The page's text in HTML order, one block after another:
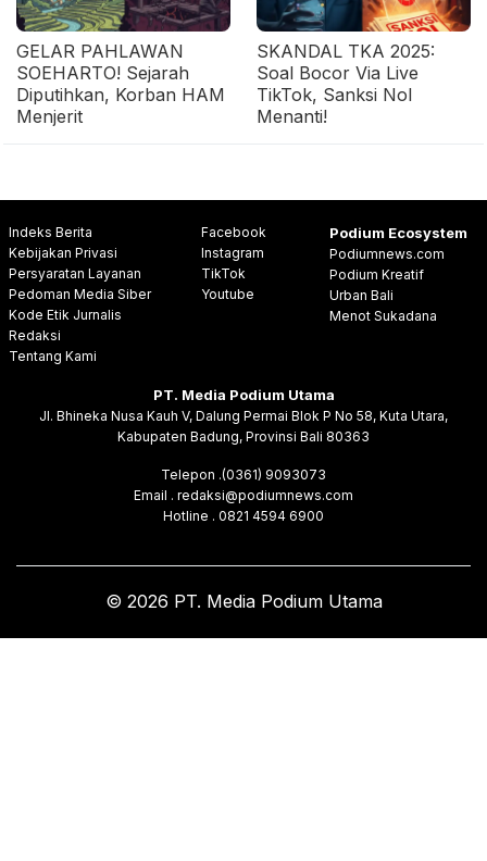
GELAR PAHLAWAN
SOEHARTO! Sejarah
Diputihkan, Korban HAM
Menjerit
SKANDAL TKA 2025:
Soal Bocor Via Live
TikTok, Sanksi Nol
Menanti!
Indeks Berita
Kebijakan Privasi
Persyaratan Layanan
Pedoman Media Siber
Kode Etik Jurnalis
Redaksi
Tentang Kami
Facebook
Instagram
TikTok
Youtube
Podium Ecosystem
Podiumnews.com
Podium Kreatif
Urban Bali
Menot Sukadana
PT. Media Podium Utama
Jl. Bhineka Nusa Kauh V, Dalung Permai Blok P No 58, Kuta Utara,
Kabupaten Badung, Provinsi Bali 80363
Telepon .(0361) 9093073
Email . redaksi@podiumnews.com
Hotline . 0821 4594 6900
© 2026 PT. Media Podium Utama